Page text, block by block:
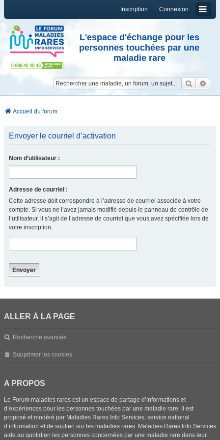
Connexion
Inscription
L'espace d'échange pour les
personnes touchées par une
maladie rare
Accueil du forum
Envoyer le courriel d’activation
Nom d’utilisateur :
Adresse de courriel :
Cette adresse doit correspondre à l’adresse de courriel associée à votre
compte. Si vous ne l’avez jamais modifié depuis le panneau de contrôle de
l’utilisateur, il s’agit de l’adresse de courriel que vous avez spécifiée lors de
votre inscription.
ALLER À LA PAGE
Recherche avancée
Supprimer les cookies
A PROPOS
Le Forum maladies rares est un espace de partage d’informations et
d’expériences pour les personnes touchées par une maladie rare. Il est
proposé et modéré par Maladies Rares Info Services, service national
d’information et de soutien sur les maladies rares. Maladies Rares Info Services
aide au quotidien les personnes concernées par une maladie rare dans leur